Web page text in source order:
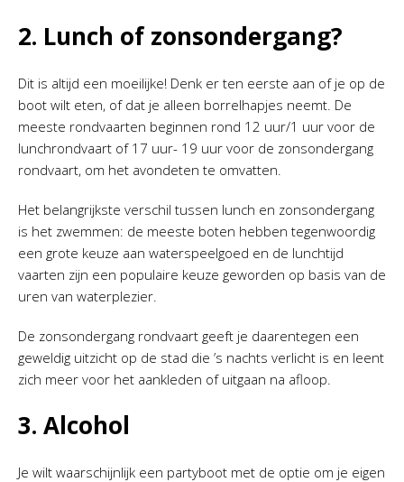
2. Lunch of zonsondergang?
Dit is altijd een moeilijke! Denk er ten eerste aan of je op de
boot wilt eten, of dat je alleen borrelhapjes neemt. De
meeste rondvaarten beginnen rond 12 uur/1 uur voor de
lunchrondvaart of 17 uur- 19 uur voor de zonsondergang
rondvaart, om het avondeten te omvatten.
Het belangrijkste verschil tussen lunch en zonsondergang
is het zwemmen: de meeste boten hebben tegenwoordig
een grote keuze aan waterspeelgoed en de lunchtijd
vaarten zijn een populaire keuze geworden op basis van de
uren van waterplezier.
De zonsondergang rondvaart geeft je daarentegen een
geweldig uitzicht op de stad die ’s nachts verlicht is en leent
zich meer voor het aankleden of uitgaan na afloop.
3. Alcohol
Je wilt waarschijnlijk een partyboot met de optie om je eigen